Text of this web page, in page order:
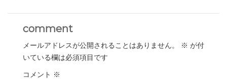
comment
メールアドレスが公開されることはありません。 ※ が付
いている欄は必須項目です
コメント ※